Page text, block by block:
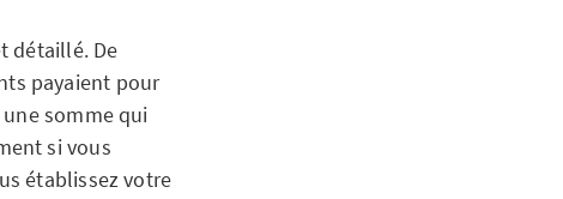
détaillé. De
payaient pour
somme qui
si vous
établissez votre